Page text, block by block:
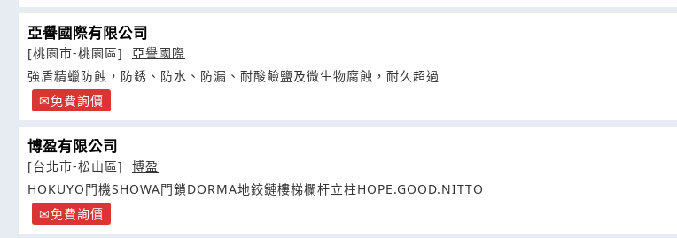
亞譽國際有限公司
[桃園市-桃園區]
亞譽國際
強盾精蠟防蝕，防銹、防水、防漏、耐酸鹼鹽及微生物腐蝕，耐久超過
免費詢價
博盈有限公司
[台北市-松山區]
博盈
HOKUYO門機SHOWA門鎖DORMA地鉸鏈樓梯欄杆立柱HOPE.GOOD.NITTO
免費詢價